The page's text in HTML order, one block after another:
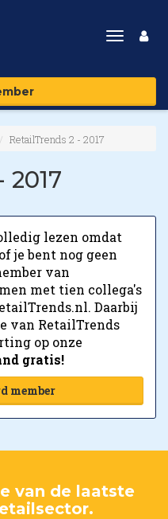
Toggle
RetailTrends 2 - 2017
2017
lezen omdat
je bent nog geen
van
met tien collega's
Daarbij
van RetailTrends
op onze
gratis!
member
van de laatste